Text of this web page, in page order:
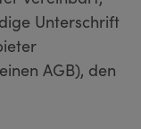
Unterschrift
AGB), den